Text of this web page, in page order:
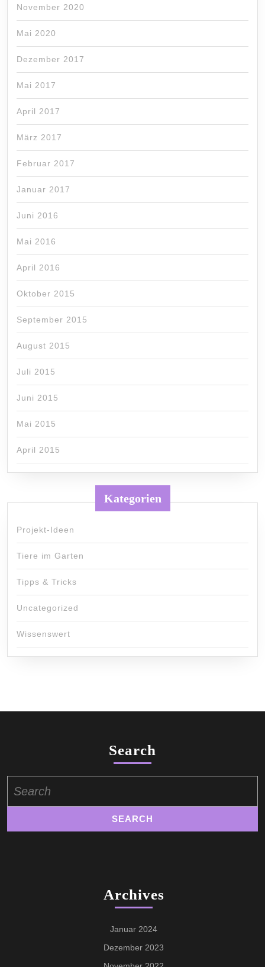
November 2020
Mai 2020
Dezember 2017
Mai 2017
April 2017
März 2017
Februar 2017
Januar 2017
Juni 2016
Mai 2016
April 2016
Oktober 2015
September 2015
August 2015
Juli 2015
Juni 2015
Mai 2015
April 2015
Kategorien
Projekt-Ideen
Tiere im Garten
Tipps & Tricks
Uncategorized
Wissenswert
Search
for:
Archives
Januar 2024
Dezember 2023